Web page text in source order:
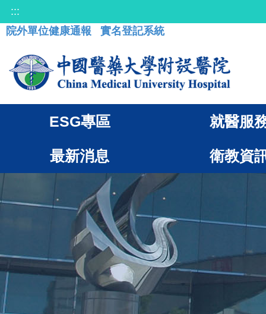
:::
院外單位健康通報
實名登記系統
ESG專區 就醫服
最新消息 衛教資